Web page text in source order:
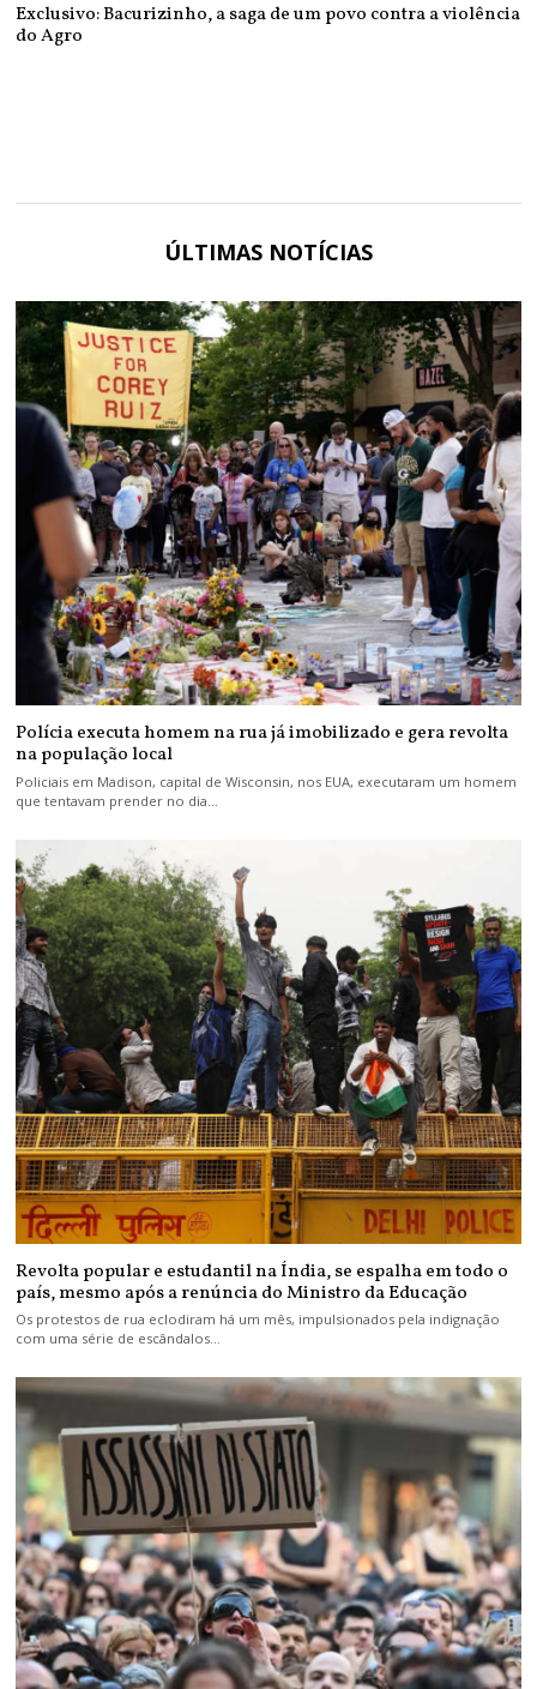
Exclusivo: Bacurizinho, a saga de um povo contra a violência
do Agro
ÚLTIMAS NOTÍCIAS
Polícia executa homem na rua já imobilizado e gera revolta
na população local
Policiais em Madison, capital de Wisconsin, nos EUA, executaram um homem
que tentavam prender no dia…
Revolta popular e estudantil na Índia, se espalha em todo o
país, mesmo após a renúncia do Ministro da Educação
Os protestos de rua eclodiram há um mês, impulsionados pela indignação
com uma série de escândalos…